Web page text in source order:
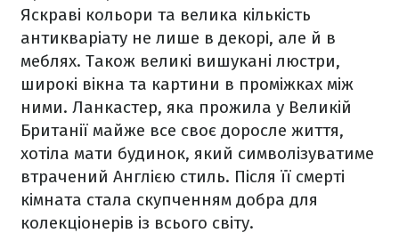
Яскраві кольори та велика кількість
антикваріату не лише в декорі, але й в
меблях. Також великі вишукані люстри,
широкі вікна та картини в проміжках між
ними. Ланкастер, яка прожила у Великій
Британії майже все своє доросле життя,
хотіла мати будинок, який символізуватиме
втрачений Англією стиль. Після її смерті
кімната стала скупченням добра для
колекціонерів із всього світу.